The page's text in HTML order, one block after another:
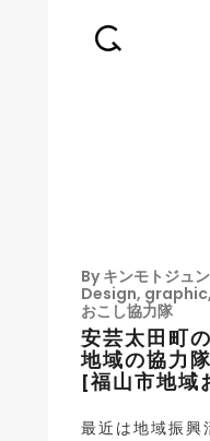
By キンモトジュン
Design, graphic,
おこし協力隊
安芸太田町
地域の協力
[福山市地域
最近は地域振興